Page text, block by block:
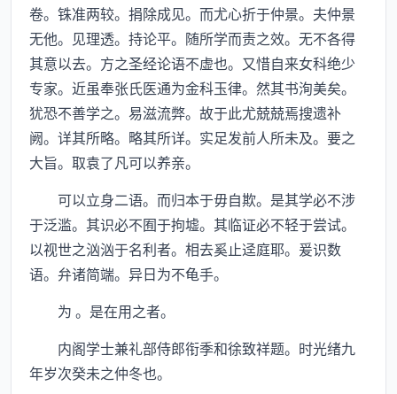
卷。铢准两较。捐除成见。而尤心折于仲景。夫仲景
无他。见理透。持论平。随所学而责之效。无不各得
其意以去。方之圣经论语不虚也。又惜自来女科绝少
专家。近虽奉张氏医通为金科玉律。然其书洵美矣。
犹恐不善学之。易滋流弊。故于此尤兢兢焉搜遗补
阙。详其所略。略其所详。实足发前人所未及。要之
大旨。取袁了凡可以养亲。
可以立身二语。而归本于毋自欺。是其学必不涉
于泛滥。其识必不囿于拘墟。其临证必不轻于尝试。
以视世之汹汹于名利者。相去奚止迳庭耶。爰识数
语。弁诸简端。异日为不龟手。
为 。是在用之者。
内阁学士兼礼部侍郎衔季和徐致祥题。时光绪九
年岁次癸未之仲冬也。